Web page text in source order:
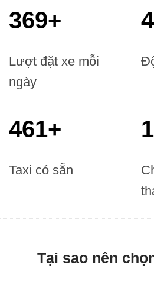
395+
Lượt đặt xe mỗi
ngày
494+
Taxi có sẵn
Tại sao nên